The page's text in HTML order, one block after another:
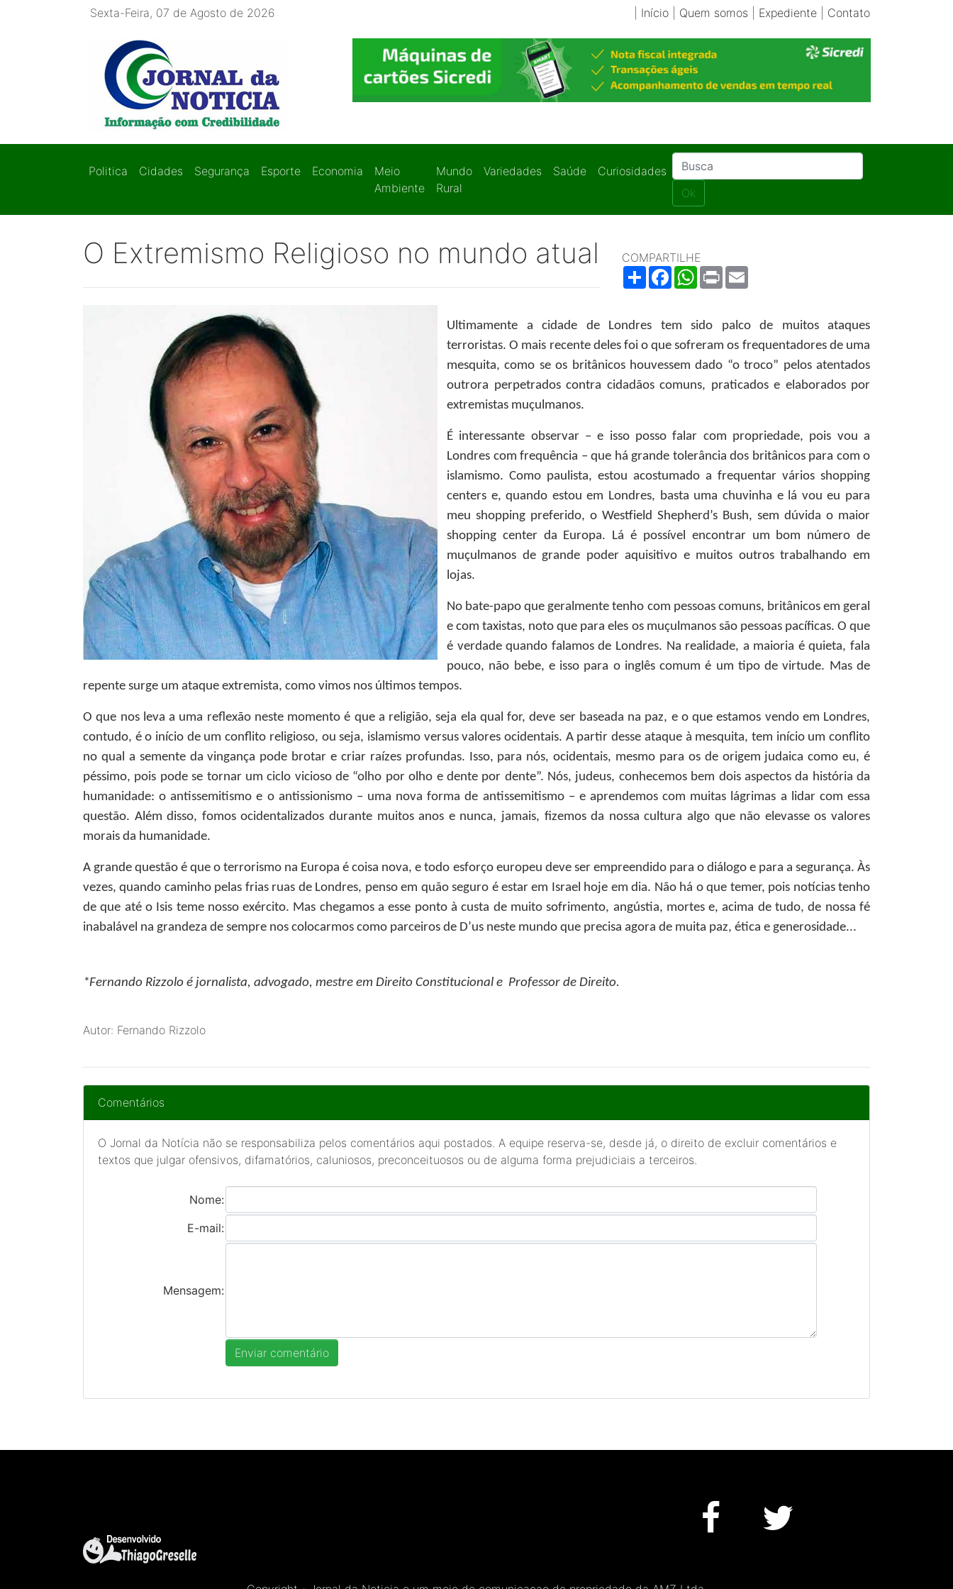
Sexta-Feira, 07 de Agosto de 2026 Início| Quem somos Expediente| Contato
Politica Cidades Segurança Esporte Economia
Meio
Ambiente
Mundo
Rural
Variedades Saúde
Curiosidades
Ok
O Extremismo Religioso no mundo atual
COMPARTILHE
ShareFacebookWhatsApp
Print
Ultimamente a cidade de Londres tem sido palco de muitos ataques
terroristas. O mais recente deles foi o que sofreram os frequentadores de uma
mesquita, como se os britânicos houvessem dado “o troco” pelos atentados
outrora perpetrados contra cidadãos comuns, praticados e elaborados por
extremistas muçulmanos.
É interessante observar – e isso posso falar com propriedade, pois vou a
Londres com frequência – que há grande tolerância dos britânicos para com o
islamismo. Como paulista, estou acostumado a frequentar vários shopping
centers e, quando estou em Londres, basta uma chuvinha e lá vou eu para
meu shopping preferido, o Westfield Shepherd’s Bush, sem dúvida o maior
shopping center da Europa. Lá é possível encontrar um bom número de
muçulmanos de grande poder aquisitivo e muitos outros trabalhando em
lojas.
No bate-papo que geralmente tenho com pessoas comuns, britânicos em geral
e com taxistas, noto que para eles os muçulmanos são pessoas pacíficas. O que
é verdade quando falamos de Londres. Na realidade, a maioria é quieta, fala
pouco, não bebe, e isso para o inglês comum é um tipo de virtude. Mas de
repente surge um ataque extremista, como vimos nos últimos tempos.
O que nos leva a uma reflexão neste momento é que a religião, seja ela qual for, deve ser baseada na paz, e o que estamos vendo em Londres,
contudo, é o início de um conflito religioso, ou seja, islamismo versus valores ocidentais. A partir desse ataque à mesquita, tem início um conflito
no qual a semente da vingança pode brotar e criar raízes profundas. Isso, para nós, ocidentais, mesmo para os de origem judaica como eu, é
péssimo, pois pode se tornar um ciclo vicioso de “olho por olho e dente por dente”. Nós, judeus, conhecemos bem dois aspectos da história da
humanidade: o antissemitismo e o antissionismo – uma nova forma de antissemitismo – e aprendemos com muitas lágrimas a lidar com essa
questão. Além disso, fomos ocidentalizados durante muitos anos e nunca, jamais, fizemos da nossa cultura algo que não elevasse os valores
morais da humanidade.
A grande questão é que o terrorismo na Europa é coisa nova, e todo esforço europeu deve ser empreendido para o diálogo e para a segurança. Às
vezes, quando caminho pelas frias ruas de Londres, penso em quão seguro é estar em Israel hoje em dia. Não há o que temer, pois notícias tenho
de que até o Isis teme nosso exército. Mas chegamos a esse ponto à custa de muito sofrimento, angústia, mortes e, acima de tudo, de nossa fé
inabalável na grandeza de sempre nos colocarmos como parceiros de D’us neste mundo que precisa agora de muita paz, ética e generosidade...
*Fernando Rizzolo é jornalista, advogado, mestre em Direito Constitucional e Professor de Direito.
Autor: Fernando Rizzolo
Comentários
O Jornal da Notícia não se responsabiliza pelos comentários aqui postados. A equipe reserva-se, desde já, o direito de excluir comentários e
textos que julgar ofensivos, difamatórios, caluniosos, preconceituosos ou de alguma forma prejudiciais a terceiros.
Nome:
E-mail:
Mensagem: